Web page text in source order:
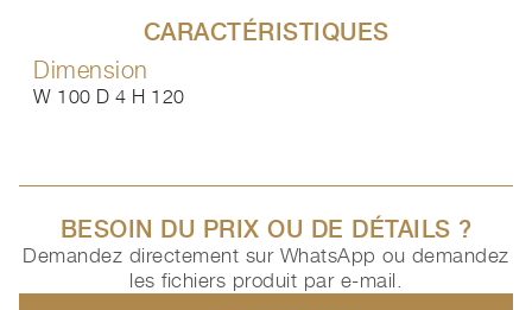
CARACTÉRISTIQUES
Dimension
W 100 D 4 H 120
BESOIN DU PRIX OU DE DÉTAILS ?
Demandez directement sur WhatsApp ou demandez
les fichiers produit par e-mail.